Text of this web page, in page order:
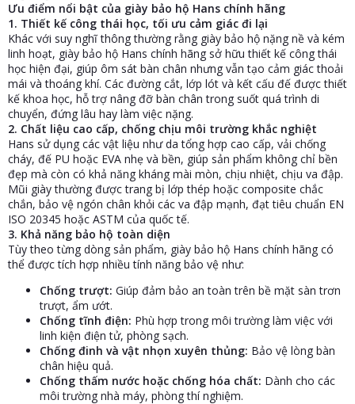
Ưu điểm nổi bật của giày bảo hộ Hans chính hãng
1. Thiết kế công thái học, tối ưu cảm giác đi lại
Khác với suy nghĩ thông thường rằng giày bảo hộ nặng nề và kém
linh hoạt, giày bảo hộ Hans chính hãng sở hữu thiết kế công thái
học hiện đại, giúp ôm sát bàn chân nhưng vẫn tạo cảm giác thoải
mái và thoáng khí. Các đường cắt, lớp lót và kết cấu đế được thiết
kế khoa học, hỗ trợ nâng đỡ bàn chân trong suốt quá trình di
chuyển, đứng lâu hay làm việc nặng.
2. Chất liệu cao cấp, chống chịu môi trường khắc nghiệt
Hans sử dụng các vật liệu như da tổng hợp cao cấp, vải chống
cháy, đế PU hoặc EVA nhẹ và bền, giúp sản phẩm không chỉ bền
đẹp mà còn có khả năng kháng mài mòn, chịu nhiệt, chịu va đập.
Mũi giày thường được trang bị lớp thép hoặc composite chắc
chắn, bảo vệ ngón chân khỏi các va đập mạnh, đạt tiêu chuẩn EN
ISO 20345 hoặc ASTM của quốc tế.
3. Khả năng bảo hộ toàn diện
Tùy theo từng dòng sản phẩm, giày bảo hộ Hans chính hãng có
thể được tích hợp nhiều tính năng bảo vệ như:
Chống trượt: Giúp đảm bảo an toàn trên bề mặt sàn trơn
trượt, ẩm ướt.
Chống tĩnh điện: Phù hợp trong môi trường làm việc với
linh kiện điện tử, phòng sạch.
Chống đinh và vật nhọn xuyên thủng: Bảo vệ lòng bàn
chân hiệu quả.
Chống thấm nước hoặc chống hóa chất: Dành cho các
môi trường nhà máy, phòng thí nghiệm.